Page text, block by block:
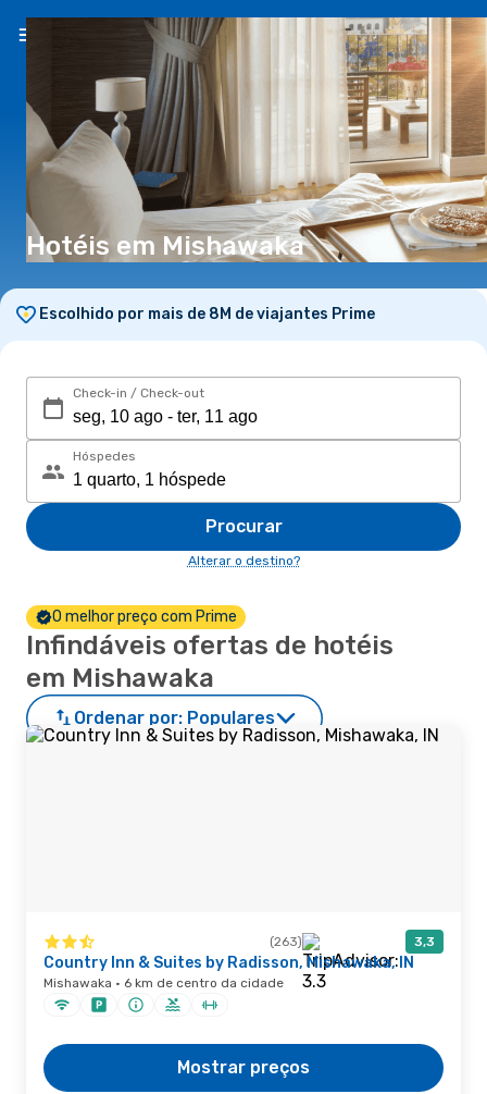
PT(€)
Hotéis em Mishawaka
Escolhido por mais de 8M de viajantes Prime
Check-in / Check-out
Hóspedes
Procurar
Alterar o destino?
O melhor preço com Prime
Infindáveis ofertas de hotéis
em Mishawaka
Ordenar por: Populares
(263) 3,3
Country Inn & Suites by Radisson, Mishawaka, IN
Mishawaka · 6 km de centro da cidade
Mostrar preços